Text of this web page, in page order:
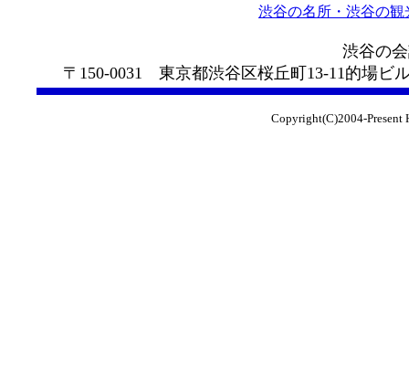
渋谷の名所・渋谷の観
渋谷の会計事務所 中
〒150-0031 東京都渋谷区桜丘町13-11的場
Copyright(C)2004-Present